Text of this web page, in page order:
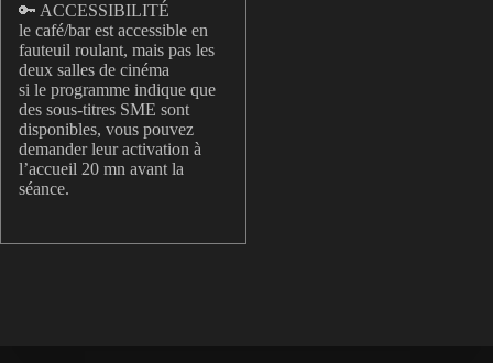
🔑 ACCESSIBILITÉ
le café/bar est accessible en
fauteuil roulant, mais pas les
deux salles de cinéma
si le programme indique que
des sous-titres SME sont
disponibles, vous pouvez
demander leur activation à
l’accueil 20 mn avant la
séance.